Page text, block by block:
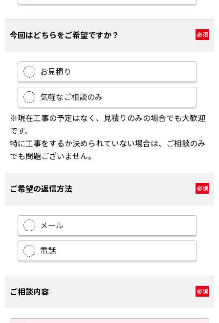
今回はどちらをご希望ですか？ 必須
お見積り
気軽なご相談のみ
※現在工事の予定はなく、見積りのみの場合でも大歓迎
です。
特に工事をするか決められていない場合は、ご相談のみ
でも問題ございません。
ご希望の返信方法 必須
メール
電話
ご相談内容 必須